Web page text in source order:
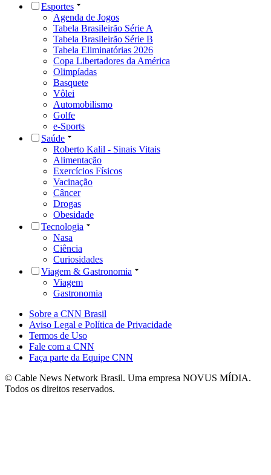
Esportes
Agenda de Jogos
Tabela Brasileirão Série A
Tabela Brasileirão Série B
Tabela Eliminatórias 2026
Copa Libertadores da América
Olimpíadas
Basquete
Vôlei
Automobilismo
Golfe
e-Sports
Saúde
Roberto Kalil - Sinais Vitais
Alimentação
Exercícios Físicos
Vacinação
Câncer
Drogas
Obesidade
Tecnologia
Nasa
Ciência
Curiosidades
Viagem & Gastronomia
Viagem
Gastronomia
Sobre a CNN Brasil
Aviso Legal e Política de Privacidade
Termos de Uso
Fale com a CNN
Faça parte da Equipe CNN
© Cable News Network Brasil. Uma empresa NOVUS MÍDIA.
Todos os direitos reservados.